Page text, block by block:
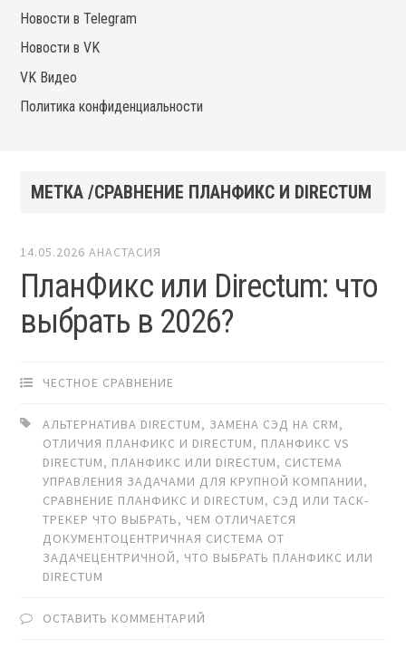
Новости в Telegram
Новости в VK
VK Видео
Политика конфиденциальности
МЕТКА /СРАВНЕНИЕ ПЛАНФИКС И DIRECTUM
14.05.2026 АНАСТАСИЯ
ПланФикс или Directum: что
выбрать в 2026?
ЧЕСТНОЕ СРАВНЕНИЕ
АЛЬТЕРНАТИВА DIRECTUM, ЗАМЕНА СЭД НА CRM,
ОТЛИЧИЯ ПЛАНФИКС И DIRECTUM, ПЛАНФИКС VS
DIRECTUM, ПЛАНФИКС ИЛИ DIRECTUM, СИСТЕМА
УПРАВЛЕНИЯ ЗАДАЧАМИ ДЛЯ КРУПНОЙ КОМПАНИИ,
СРАВНЕНИЕ ПЛАНФИКС И DIRECTUM, СЭД ИЛИ ТАСК-
ТРЕКЕР ЧТО ВЫБРАТЬ, ЧЕМ ОТЛИЧАЕТСЯ
ДОКУМЕНТОЦЕНТРИЧНАЯ СИСТЕМА ОТ
ЗАДАЧЕЦЕНТРИЧНОЙ, ЧТО ВЫБРАТЬ ПЛАНФИКС ИЛИ
DIRECTUM
ОСТАВИТЬ КОММЕНТАРИЙ